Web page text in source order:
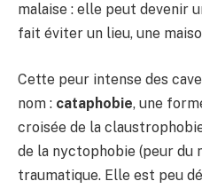
malaise : elle peut devenir
fait éviter un lieu, une
Cette peur intense des
nom : cataphobie, une
croisée de la
de la nyctophobie (peur du
traumatique. Elle est peu